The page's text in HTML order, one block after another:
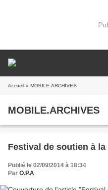
Accueil » MOBILE.ARCHIVES
MOBILE.ARCHIVES
Festival de soutien à
Publié le 02/09/2014 à 18:34
Par O.P.A